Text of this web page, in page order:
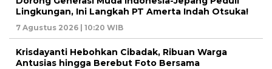
Lingkungan, Ini Langkah PT Amerta Indah Otsuka!
7 Agustus 2026 | 10:20 WIB
Krisdayanti Hebohkan Cibadak, Ribuan Warga
Antusias hingga Berebut Foto Bersama